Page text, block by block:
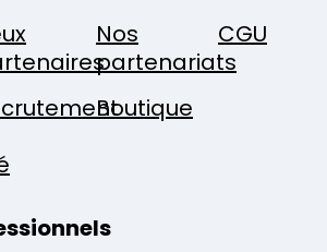
Nos
partenariats
CGU
Boutique